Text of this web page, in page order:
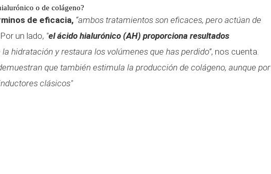
o de colágeno?
de eficacia, “ambos tratamientos son eficaces, pero actúan de
Por un lado, "el ácido hialurónico (AH) proporciona resultados
la hidratación y restaura los volúmenes que has perdido”, nos cuenta.
que también estimula la producción de colágeno, aunque por
clásicos"